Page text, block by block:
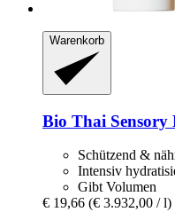
Warenkorb
Bio Thai
Schützend &
Intensiv
Gibt Volumen
€ 19,66 (€ 3.932,00 / l)